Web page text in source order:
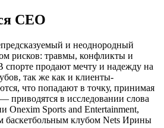
СЕО
и неоднородный
рисков: травмы, конфликты и
спорте продают мечту и надежду на
так же как и клиенты-
что попадают в точку, принимая
приводятся в исследовании слова
Onexim Sports and Entertainment,
баскетбольным клубом Nets Ирины